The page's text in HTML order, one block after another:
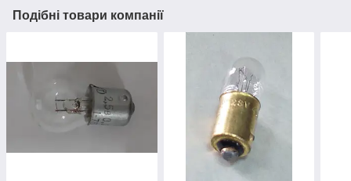
Подібні товари компанії